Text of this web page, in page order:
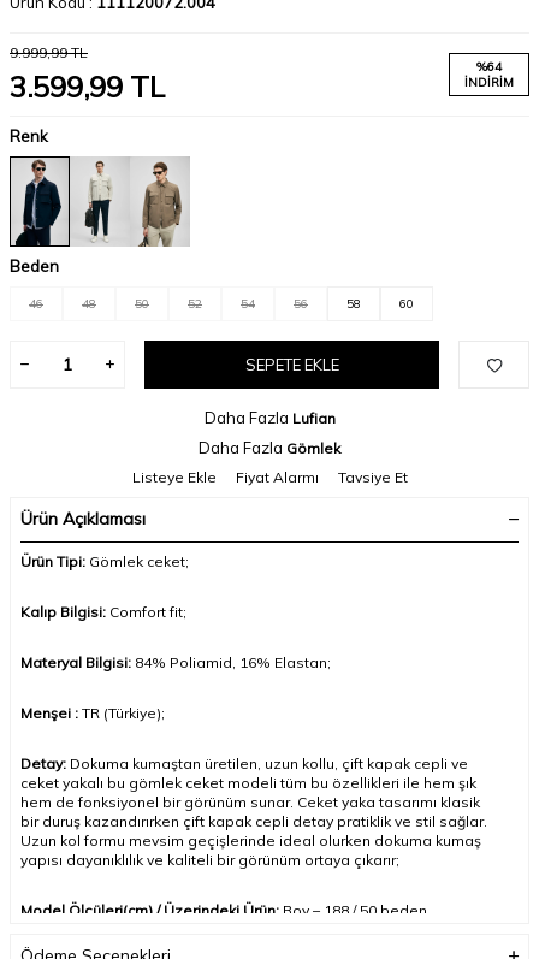
9.999,99TL
3.599,99 TL
%64
İNDIRIM
Renk
Beden
46 48 50 52 54 56 58 60
SEPETE EKLE
Daha Fazla Lufian
Daha Fazla Gömlek
Listeye Ekle
Fiyat Alarmı Tavsiye Et
Ürün Açıklaması
Ürün Tipi: Gömlek ceket;
Kalıp Bilgisi: Comfort fit;
Materyal Bilgisi: 84% Poliamid, 16% Elastan;
Menşei : TR (Türkiye);
Detay: Dokuma kumaştan üretilen, uzun kollu, çift kapak cepli ve
ceket yakalı bu gömlek ceket modeli tüm bu özellikleri ile hem şık
hem de fonksiyonel bir görünüm sunar. Ceket yaka tasarımı klasik
bir duruş kazandırırken çift kapak cepli detay pratiklik ve stil sağlar.
Uzun kol formu mevsim geçişlerinde ideal olurken dokuma kumaş
yapısı dayanıklılık ve kaliteli bir görünüm ortaya çıkarır;
Model Ölçüleri(cm) / Üzerindeki Ürün: Boy – 188 / 50 beden